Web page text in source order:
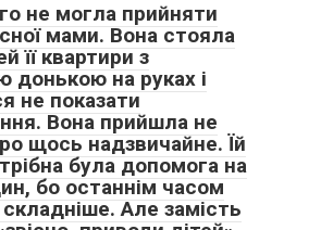
не могла прийняти
мами. Вона стояла
її квартири з
донькою на руках і
не показати
Вона прийшла не
щось надзвичайне. Їй
була допомога на
бо останнім часом
Але замість